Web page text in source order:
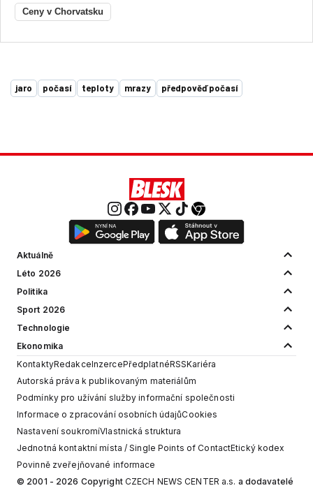
Ceny v Chorvatsku
jaro počasí teploty mrazy předpověď počasí
Aktuálně
Léto 2026
Politika
Sport 2026
Technologie
Ekonomika
KontaktyRedakceInzercePředplatnéRSSKariéra
Autorská práva k publikovaným materiálům
Podmínky pro užívání služby informační společnosti
Informace o zpracování osobních údajůCookies
Nastavení soukromíVlastnická struktura
Jednotná kontaktní místa / Single Points of ContactEtický kodex
Povinně zveřejňované informace
© 2001 - 2026 Copyright CZECH NEWS CENTER a.s. a dodavatelé